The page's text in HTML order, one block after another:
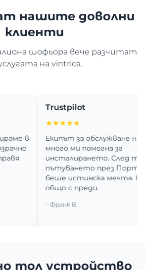
нашите доволни
клиенти
шофьора вече разчитат
на vintrica.
в
Trustpilot
★★★★★
Екипът за обслужване на
много ми помогна за
инсталирането. След това
пътуването през Португалия
беше истинска мечта. Нищо
общо с преди.
– Франк В.
тол устройство